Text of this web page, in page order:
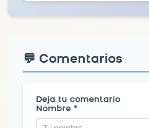
💬 Comentarios
Deja tu comentario
Nombre *